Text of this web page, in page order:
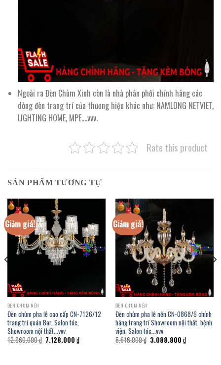
Ngoài ra Đèn Chùm Xinh còn là nhà phân phối chính hãng các
dòng đèn trang trí của thương hiệu khác như: NAMLONG NETVIET,
LIGHTING HOME, MPE….vvv.
Rate this product
SẢN PHẨM TƯƠNG TỰ
Giảm giá!
ĐÈN CHÙM NẾN
Đèn chùm pha lê cao cấp CN-7126/12
trang trí quán Bar, Salon tóc,
Showroom nội thất…vvv
12.960.000₫ Giá
gốc
7.128.000 ₫Giá
hiện
Giảm giá!
ĐÈN CHÙM NẾN
Đèn chùm pha lê nến CN-0868/6 chính
hãng trang trí Showroom nội thất, bệnh
viện, Salon tóc…vvv
5.616.000₫ Giá
gốc
3.088.800 ₫Giá
hiện